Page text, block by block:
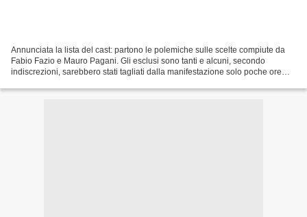
Annunciata la lista del cast: partono le polemiche sulle scelte compiute da
Fabio Fazio e Mauro Pagani. Gli esclusi sono tanti e alcuni, secondo
indiscrezioni, sarebbero stati tagliati dalla manifestazione solo poche ore